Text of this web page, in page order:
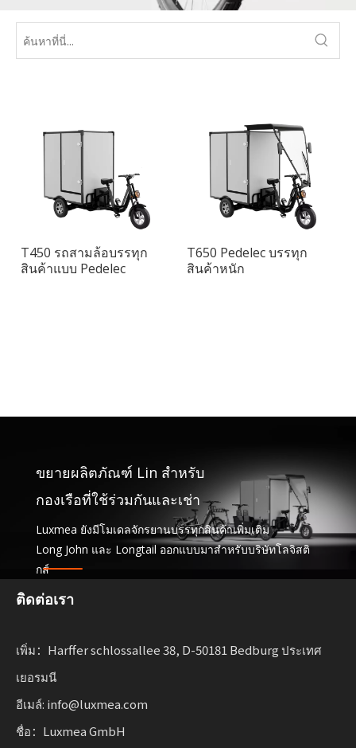
T450 รถสามล้อบรรทุก
สินค้าแบบ Pedelec
T650 Pedelec บรรทุก
สินค้าหนัก
ขยายผลิตภัณฑ์ Lin สำหรับ
กองเรือที่ใช้ร่วมกันและเช่า
Luxmea ยังมีโมเดลจักรยานบรรทุกสินค้าเพิ่มเติม
Long John และ Longtail ออกแบบมาสำหรับบริษัทโลจิสติ
กส์
แบ่งปันบริการและกองยานพาหนะเช่า โซลูชันเหล่านี้รวม
ฟังก์ชันการทำงานเข้าด้วยกัน
อย่างยั่งยืน
ติดต่อเรา
เพิ่ม：Harffer schlossallee 38, D-50181 Bedburg ประเทศ
เยอรมนี
อีเมล์: info@luxmea.com
ชื่อ：Luxmea GmbH